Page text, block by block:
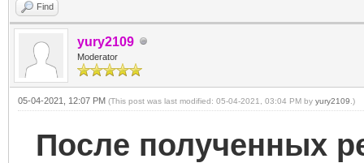
Find
yury2109
Moderator
05-04-2021, 12:07 PM (This post was last modified: 05-04-2021, 03:04 PM by yury2109 .)
После полученных